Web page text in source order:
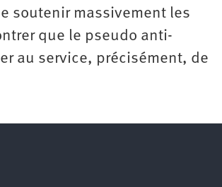
soutenir massivement les
que le pseudo anti-
au service, ­précisément, de